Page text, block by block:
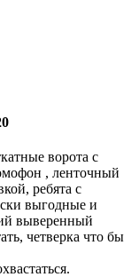
ворота с
, ленточный
ребята с
выгодные и
выверенный
четверка что бы